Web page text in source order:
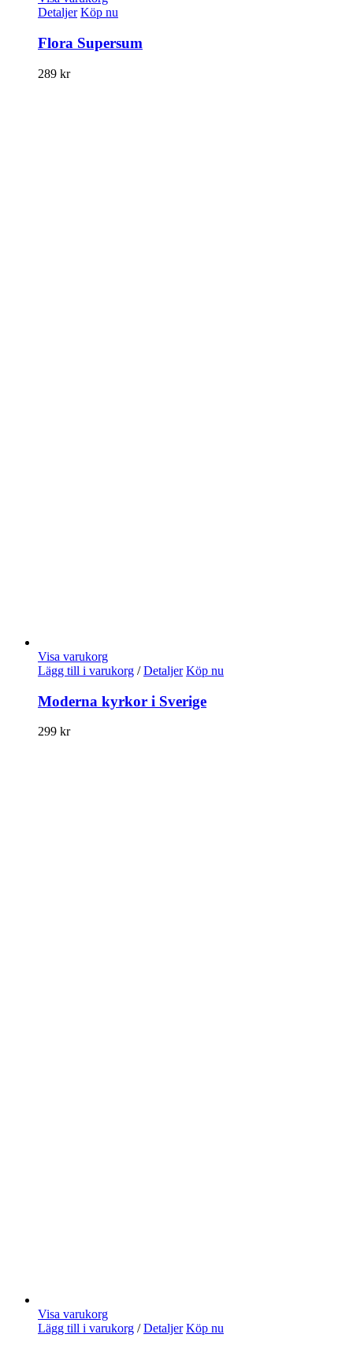
Detaljer Köp nu
Flora Supersum
289 kr
Visa varukorg
Lägg till i varukorg / Detaljer Köp nu
Moderna kyrkor i Sverige
299 kr
Visa varukorg
Lägg till i varukorg / Detaljer Köp nu